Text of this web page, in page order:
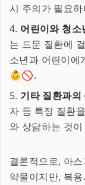
시 주의가 필요
4. 어린이와 청소
는 드문 질환에
소년과 어린이에
👶🚫.
5. 기타 질환과의
자 등 특정 질환
와 상담하는 것이
결론적으로, 아
약물이지만, 복